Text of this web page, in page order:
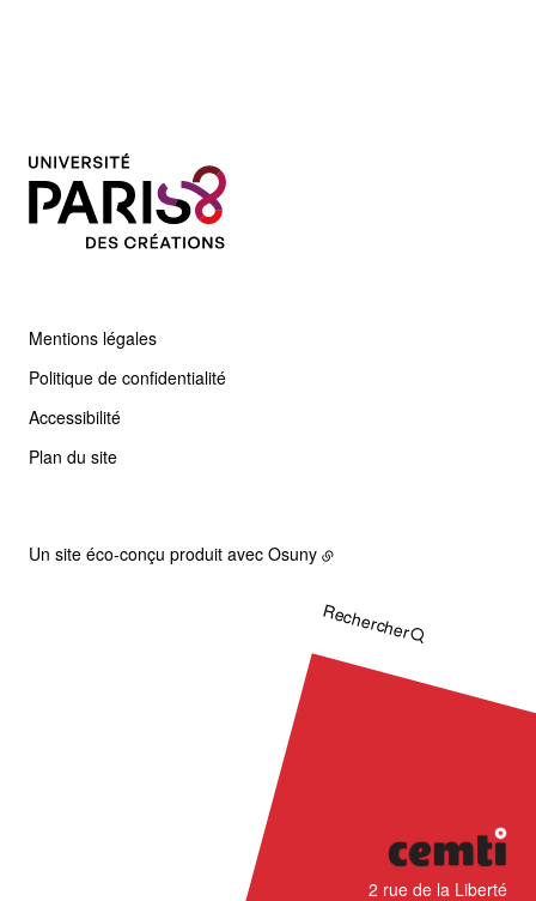
CÉMTI
2 rue de la Liberté
Mentions légales
Politique de confidentialité
Accessibilité
Plan du site
Rechercher
Un site éco-conçu produit avec Osuny